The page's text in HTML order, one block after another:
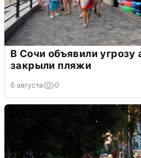
В Сочи объявили угрозу
закрыли пляжи
6 августа 0